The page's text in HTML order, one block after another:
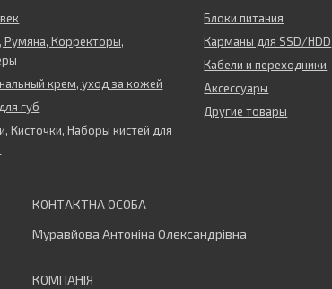
Румяна, Корректоры,
крем, уход за кожей
губ
Кисточки, Наборы кистей для
Блоки питания
Карманы для SSD/HDD
Кабели и переходники
Аксессуары
Другие товары
Муравйова Антоніна Олександрівна